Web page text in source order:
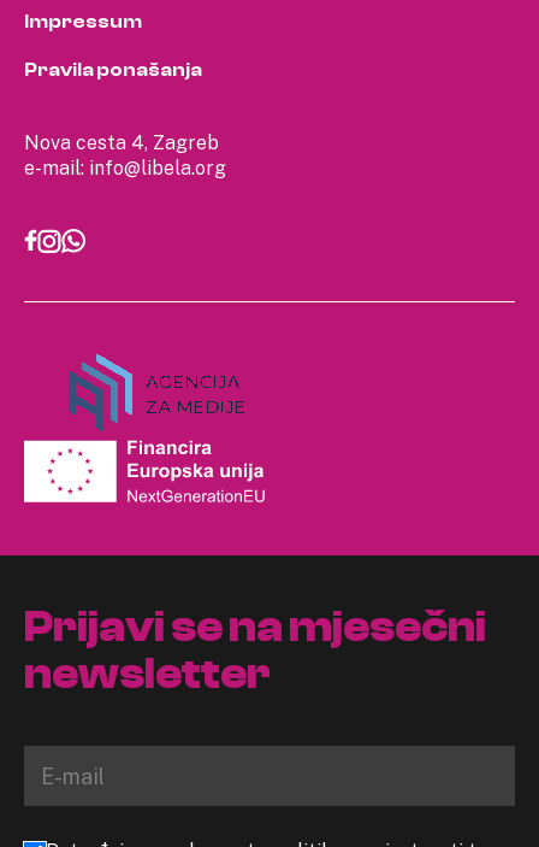
Nova cesta 4, Zagreb
e-mail: info@libela.org
Impressum
Pravila ponašanja
Prijavi se na mjesečni
newsletter